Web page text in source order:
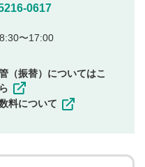
利目的、広告・宣伝を目
権、その他の知的財産
断した投稿
トの変更・削除はできま
また、利用者は、コメント
0617
〜17:00
（振替）についてはこ
料について